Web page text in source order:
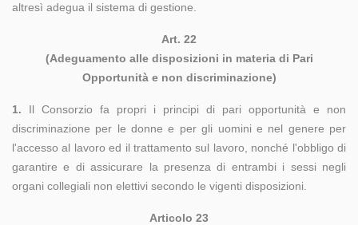
altresì adegua il sistema di gestione.
Art. 22
(Adeguamento alle disposizioni in materia di Pari
Opportunità e non discriminazione)
1. Il Consorzio fa propri i principi di pari opportunità e non
discriminazione per le donne e per gli uomini e nel genere per
l'accesso al lavoro ed il trattamento sul lavoro, nonché l'obbligo di
garantire e di assicurare la presenza di entrambi i sessi negli
organi collegiali non elettivi secondo le vigenti disposizioni.
Articolo 23